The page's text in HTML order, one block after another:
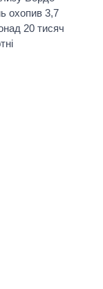
охопив 3,7
20 тисяч